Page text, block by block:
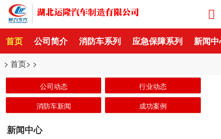
首页 公司简介 消防车系列 应急保障系列 新闻
>首页> >
公司动态
行业动态
消防车新闻
成功案例
新闻中心